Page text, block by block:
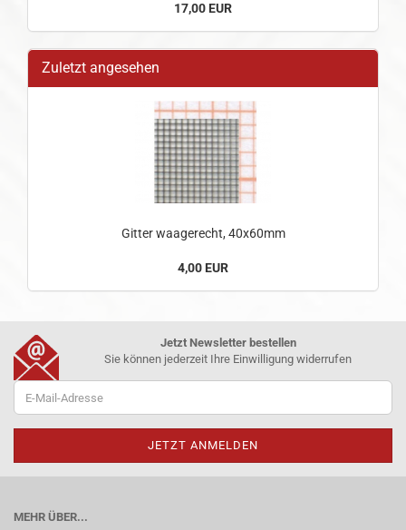
17,00 EUR
Zuletzt angesehen
Gitter waagerecht, 40x60mm
4,00 EUR
Jetzt Newsletter bestellen
Sie können jederzeit Ihre Einwilligung widerrufen
MEHR ÜBER...